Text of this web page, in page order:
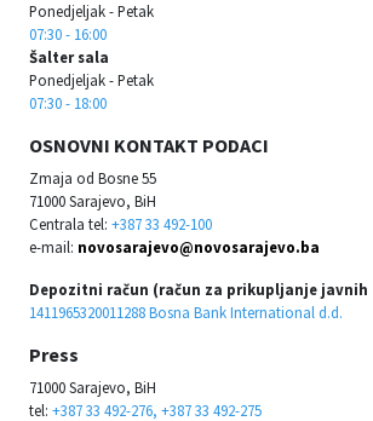
Ponedjeljak - Petak
07:30 - 16:00
Šalter sala
Ponedjeljak - Petak
07:30 - 18:00
OSNOVNI KONTAKT PODACI
Zmaja od Bosne 55
71000 Sarajevo, BiH
Centrala tel: +387 33 492-100
e-mail: novosarajevo@novosarajevo.ba
Depozitni račun (račun za prikupljanje javnih
1411965320011288 Bosna Bank International d.d.
Press
71000 Sarajevo, BiH
tel: +387 33 492-276, +387 33 492-275